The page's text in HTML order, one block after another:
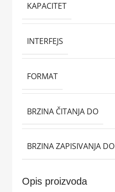
KAPACITET
INTERFEJS
FORMAT
BRZINA ČITANJA DO
BRZINA ZAPISIVANJA DO
Opis proizvoda